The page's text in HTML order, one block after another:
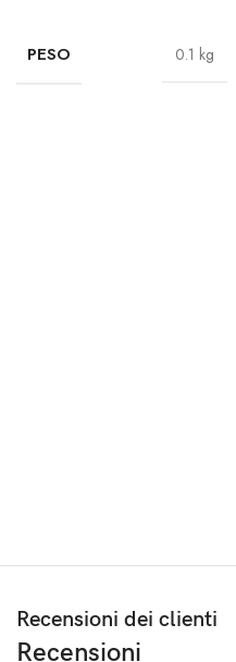
PESO 0.1 kg
Recensioni dei clienti
Recensioni